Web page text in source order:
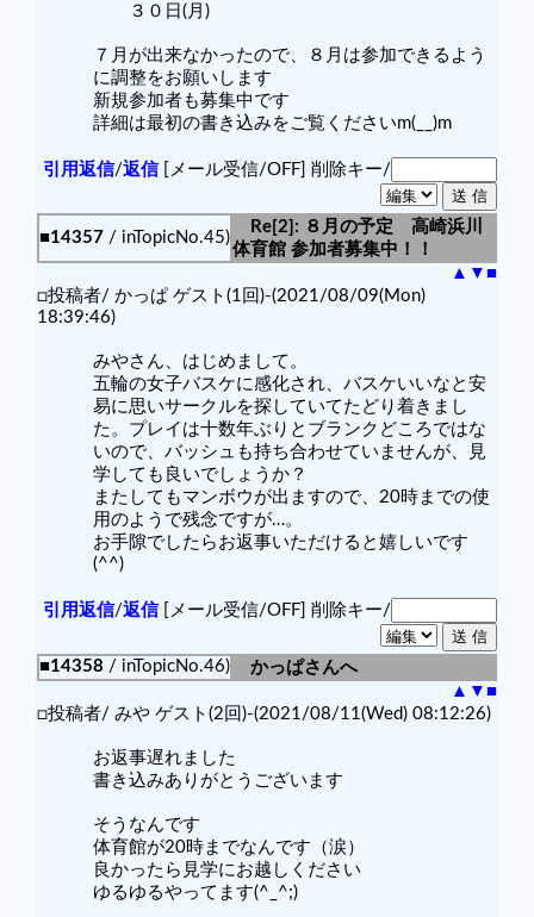
３０日(月)
７月が出来なかったので、８月は参加できるよう
に調整をお願いします
新規参加者も募集中です
詳細は最初の書き込みをご覧くださいm(__)m
引用返信/返信[メール受信/OFF] 削除キー/
■14357 / inTopicNo.45)
Re[2]: ８月の予定 高崎浜川
体育館 参加者募集中！！
▲ ▼ ■
□投稿者/ かっぱ ゲスト(1回)-(2021/08/09(Mon)
18:39:46)
みやさん、はじめまして。
五輪の女子バスケに感化され、バスケいいなと安
易に思いサークルを探していてたどり着きまし
た。プレイは十数年ぶりとブランクどころではな
いので、バッシュも持ち合わせていませんが、見
学しても良いでしょうか？
またしてもマンボウが出ますので、20時までの使
用のようで残念ですが…。
お手隙でしたらお返事いただけると嬉しいです
(^^)
引用返信/返信[メール受信/OFF] 削除キー/
■14358 / inTopicNo.46)
かっぱさんへ
▲ ▼ ■
□投稿者/ みや ゲスト(2回)-(2021/08/11(Wed) 08:12:26)
お返事遅れました
書き込みありがとうございます
そうなんです
体育館が20時までなんです（涙）
良かったら見学にお越しください
ゆるゆるやってます(^_^;)